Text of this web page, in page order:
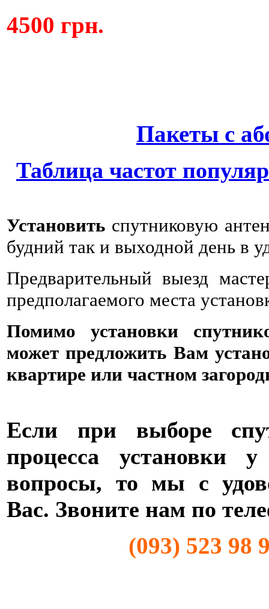
4500 грн.
Пакеты с
Таблица частот
Установить спутниковую
будний так и выходной день в
Предварительный выезд
предполагаемого места
Помимо установки
может предложить Вам
квартире или частном
Если при выборе
процесса установки
вопросы, то мы с
Вас. Звоните нам по
(093) 523 98